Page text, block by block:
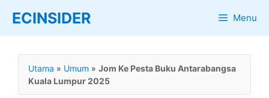
content
ECINSIDER Menu
Utama » Umum » Jom Ke Pesta Buku Antarabangsa
Kuala Lumpur 2025